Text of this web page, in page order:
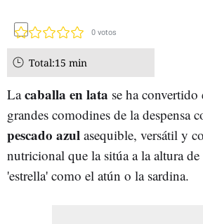
0 votos
Total:15 min
Lacaballa en lata se ha
grandes comodines de la despensa
pescado azul asequible, versátil y
nutricional que la sitúa a la altura de
'estrella' como el atún o la sardina.